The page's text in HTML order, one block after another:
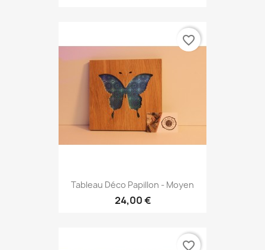
Tableau Déco Papillon - Moyen
24,00 €
favorite_border
favorite_border